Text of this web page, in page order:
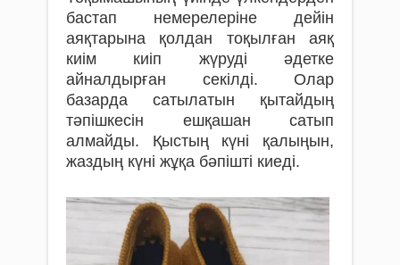
бастап немерелеріне дейін
аяқтарына қолдан тоқылған аяқ
киім киіп жүруді әдетке
айналдырған секілді. Олар
базарда сатылатын қытайдың
тәпішкесін ешқашан сатып
алмайды. Қыстың күні қалыңын,
жаздың күні жұқа бәпішті киеді.